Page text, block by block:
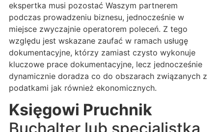
ekspertka musi pozostać Waszym partnerem
podczas prowadzeniu biznesu, jednocześnie w
miejsce zwyczajnie operatorem poleceń. Z tego
względu jest wskazane zaufać w ramach usługę
dokumentacyjne, którzy zamiast czysto wykonuje
kluczowe prace dokumentacyjne, lecz jednocześnie
dynamicznie doradza co do obszarach związanych z
podatkami jak również ekonomicznych.
Księgowi Pruchnik